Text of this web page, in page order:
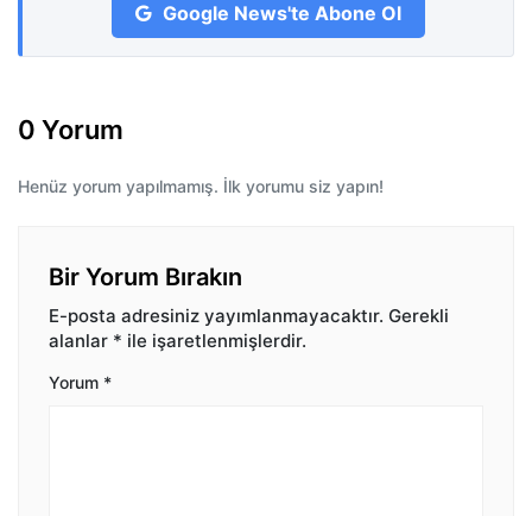
Google News'te Abone Ol
0 Yorum
Henüz yorum yapılmamış. İlk yorumu siz yapın!
Bir Yorum Bırakın
E-posta adresiniz yayımlanmayacaktır. Gerekli
alanlar * ile işaretlenmişlerdir.
Yorum *